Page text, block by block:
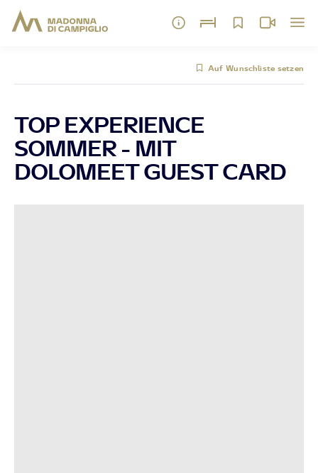
Auf Wunschliste setzen
TOP EXPERIENCE
SOMMER - MIT
DOLOMEET GUEST CARD